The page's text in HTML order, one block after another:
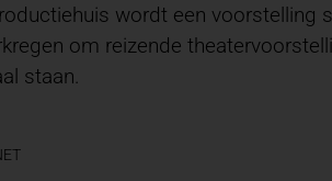
wordt een voorstelling
om reizende
staan.